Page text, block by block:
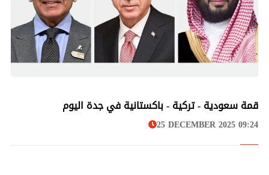
قمة سعودية - تركية - باكستانية في جدة اليوم
25 DECEMBER 2025 09:24